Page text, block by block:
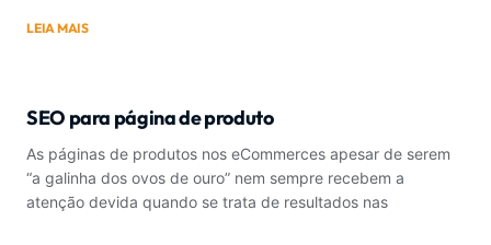
LEIA MAIS
SEO para página de produto
As páginas de produtos nos eCommerces apesar de serem
“a galinha dos ovos de ouro” nem sempre recebem a
atenção devida quando se trata de resultados nas